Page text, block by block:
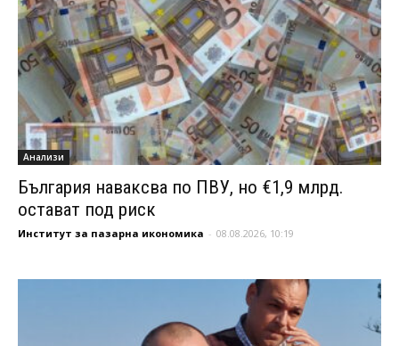
Анализи
България наваксва по ПВУ, но €1,9 млрд.
остават под риск
Институт за пазарна икономика - 08.08.2026, 10:19